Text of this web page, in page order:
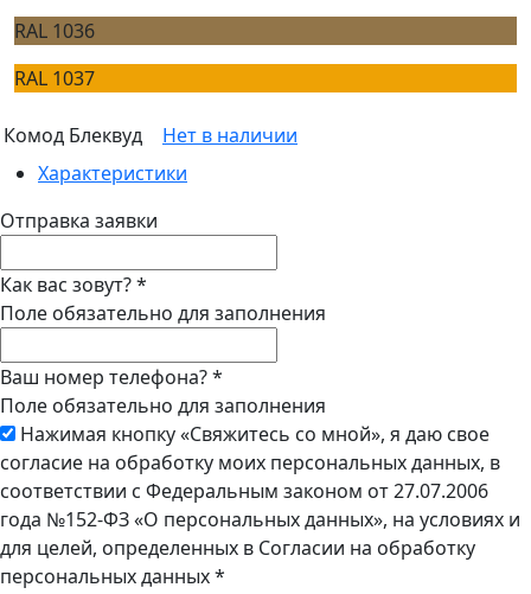
RAL 1036
RAL 1037
Комод Блеквуд
Нет в наличии
Характеристики
Отправка заявки
Как вас зовут?*
Поле обязательно для заполнения
Ваш номер телефона?*
Поле обязательно для заполнения
Нажимая кнопку «Свяжитесь со мной», я даю свое
согласие на обработку моих персональных данных, в
соответствии с Федеральным законом от 27.07.2006
года №152-ФЗ «О персональных данных», на условиях и
для целей, определенных в Согласии на обработку
персональных данных*